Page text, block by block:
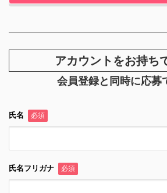
アカウントをお持ち
会員登録と同時に応募
氏名 必須
氏名フリガナ 必須